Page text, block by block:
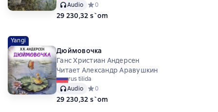
Audio
Средний рейтинг 0 на основе 0 оценок
0
29 230,32 s`om
Yangi
Дюймовочка
Ганс Христиан Андерсен
Читает Александр Аравушкин
rus tilida
Audio
Средний рейтинг 0 на основе 0 оценок
0
29 230,32 s`om